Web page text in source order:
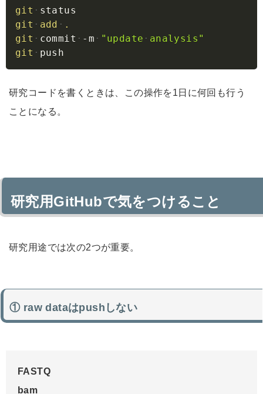
git
status
git
add
.
git
commit -m "update
analysis"
git
push
研究コードを書くときは、この操作を1日に何回も行う
ことになる。
研究用GitHubで気をつけること
研究用途では次の2つが重要。
① raw dataはpushしない
FASTQ
bam